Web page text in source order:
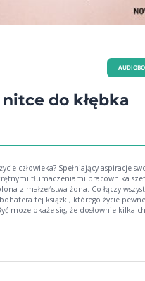
do kłębka
człowieka? Spełniający aspiracje
tłumaczeniami pracownika
z małżeństwa żona. Co łączy
tej książki, którego życie
może okaże się, że dosłownie kilka
czyli po nitce do kłębka